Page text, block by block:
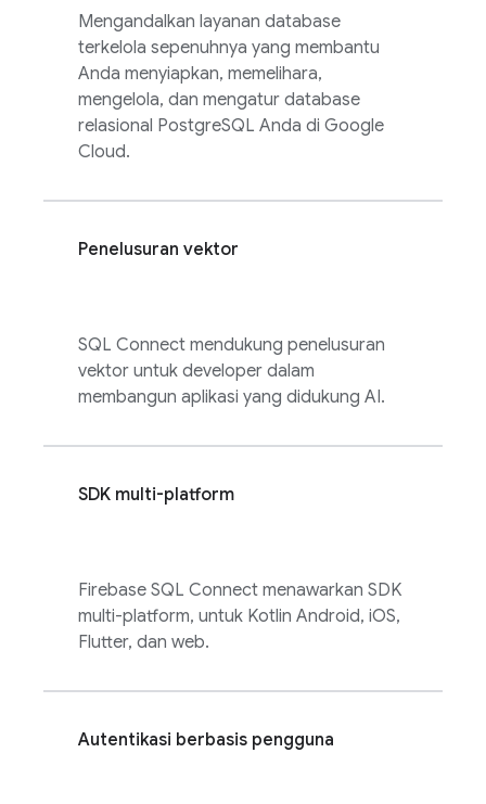
Mengandalkan layanan database
terkelola sepenuhnya yang membantu
Anda menyiapkan, memelihara,
mengelola, dan mengatur database
relasional PostgreSQL Anda di Google
Cloud.
Penelusuran vektor
SQL Connect mendukung penelusuran
vektor untuk developer dalam
membangun aplikasi yang didukung AI.
SDK multi-platform
Firebase SQL Connect menawarkan SDK
multi-platform, untuk Kotlin Android, iOS,
Flutter, dan web.
Autentikasi berbasis pengguna